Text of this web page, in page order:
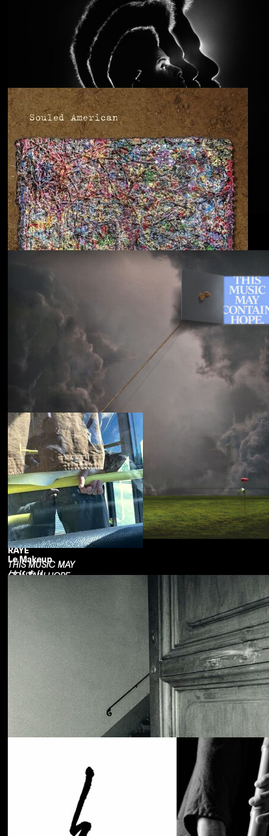
You’re Free to Go
Blu & Exile
Time Heals Everything
Souled American
RAYE
THIS MUSIC MAY
CONTAIN HOPE.
Le Makeup
はじまり